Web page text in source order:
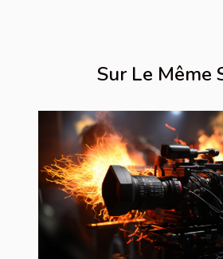
Sur Le Même